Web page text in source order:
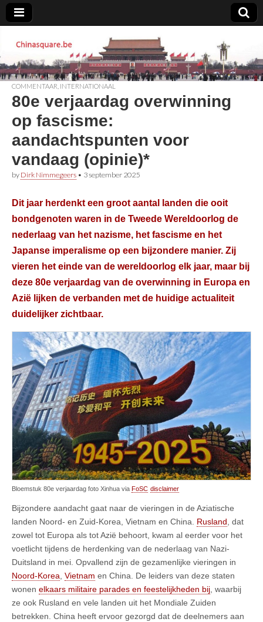
Chinasquare.be
COMMENTAAR INTERNATIONAAL
80e verjaardag overwinning
op fascisme:
aandachtspunten voor
vandaag (opinie)*
by Dirk Nimmegeers • 3 september 2025
Dit jaar herdenkt een groot aantal landen die ooit
bondgenoten waren in de Tweede Wereldoorlog de
nederlaag van het nazisme, het fascisme en het
Japanse imperalisme op een bijzondere manier. Zij
vieren het einde van de wereldoorlog elk jaar, maar bij
deze 80e verjaardag van de overwinning in Europa en
Azië lijken de verbanden met de huidige actualiteit
duidelijker zichtbaar.
Bloemstuk 80e verjaardag foto Xinhua via FoSC disclaimer
Bijzondere aandacht gaat naar de vieringen in de Aziatische
landen Noord- en Zuid-Korea, Vietnam en China. Rusland, dat
zowel tot Europa als tot Azië behoort, kwam al eerder voor het
voetlicht tijdens de herdenking van de nederlaag van Nazi-
Duitsland in mei. Opvallend zijn de gezamenlijke vieringen in
Noord-Korea, Vietnam en China. De leiders van deze staten
wonen elkaars militaire parades en feestelijkheden bij, waarbij
ze ook Rusland en vele landen uit het Mondiale Zuiden
betrekken. China heeft ervoor gezorgd dat de deelnemers aan